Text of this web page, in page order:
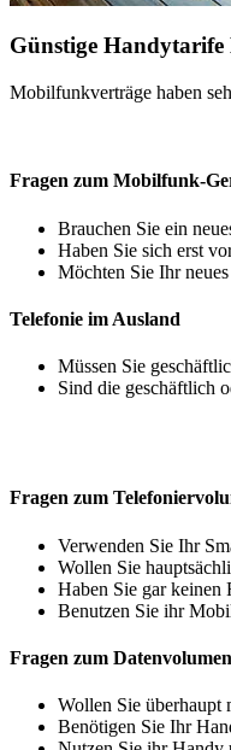
Günstige Handytarife
Mobilfunkverträge haben
Fragen zum Mobilfunk-
Brauchen Sie ein
Haben Sie sich erst
Möchten Sie Ihr
Telefonie im Ausland
Müssen Sie
Sind die geschäftlich
Fragen zum
Verwenden Sie Ihr
Wollen Sie
Haben Sie gar keinen
Benutzen Sie ihr
Fragen zum Datenvolumen
Wollen Sie überhaupt
Benötigen Sie Ihr